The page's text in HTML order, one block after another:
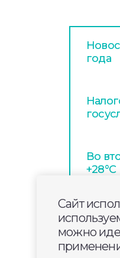
года
Во
+28°С
Сайт
можно